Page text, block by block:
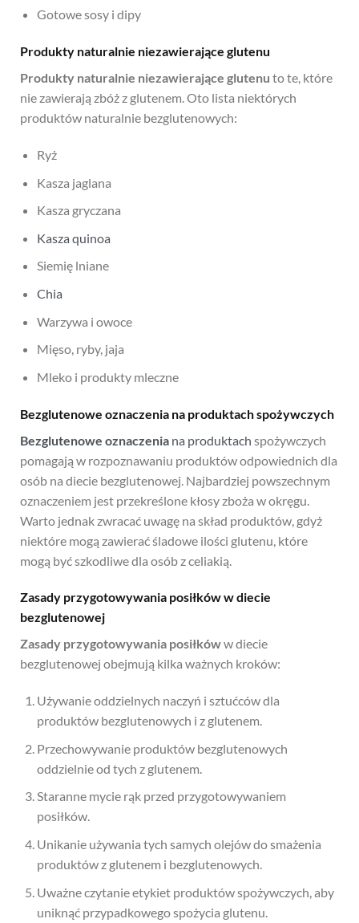
Gotowe sosy i dipy
Produkty naturalnie niezawierające glutenu
Produkty naturalnie niezawierające glutenu to te, które
nie zawierają zbóż z glutenem. Oto lista niektórych
produktów naturalnie bezglutenowych:
Ryż
Kasza jaglana
Kasza gryczana
Kasza quinoa
Siemię lniane
Chia
Warzywa i owoce
Mięso, ryby, jaja
Mleko i produkty mleczne
Bezglutenowe oznaczenia na produktach spożywczych
Bezglutenowe oznaczenia na produktach spożywczych
pomagają w rozpoznawaniu produktów odpowiednich dla
osób na diecie bezglutenowej. Najbardziej powszechnym
oznaczeniem jest przekreślone kłosy zboża w okręgu.
Warto jednak zwracać uwagę na skład produktów, gdyż
niektóre mogą zawierać śladowe ilości glutenu, które
mogą być szkodliwe dla osób z celiakią.
Zasady przygotowywania posiłków w diecie
bezglutenowej
Zasady przygotowywania posiłkóww diecie
bezglutenowej obejmują kilka ważnych kroków:
Używanie oddzielnych naczyń i sztućców dla
produktów bezglutenowych i z glutenem.
Przechowywanie produktów bezglutenowych
oddzielnie od tych z glutenem.
Staranne mycie rąk przed przygotowywaniem
posiłków.
Unikanie używania tych samych olejów do smażenia
produktów z glutenem i bezglutenowych.
Uważne czytanie etykiet produktów spożywczych, aby
uniknąć przypadkowego spożycia glutenu.